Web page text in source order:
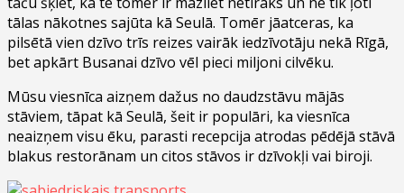
tālas nākotnes sajūta kā Seulā. Tomēr jāatceras, ka
pilsētā vien dzīvo trīs reizes vairāk iedzīvotāju nekā Rīgā,
bet apkārt Busanai dzīvo vēl pieci miljoni cilvēku.
Mūsu viesnīca aizņem dažus no daudzstāvu mājās
stāviem, tāpat kā Seulā, šeit ir populāri, ka viesnīca
neaizņem visu ēku, parasti recepcija atrodas pēdējā stāvā
blakus restorānam un citos stāvos ir dzīvokļi vai biroji.